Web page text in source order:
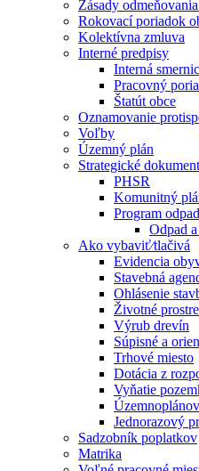
Zásady
Rokovací poriadok
Kolektívna zmluva
Interné predpisy
Interná
Pracovný
Štatút obce
Oznamovanie
Voľby
Územný plán
Strategické
PHSR
Komunitný
Program
Odpad
Ako vybaviť⁄tlačivá
Evidencia
Stavebná
Ohlásenie
Životné
Výrub drevín
Súpisné a
Trhové miesto
Dotácia z
Vyňatie
Jednorazový
Sadzobník poplatkov
Matrika